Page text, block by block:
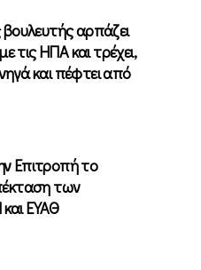
βουλευτής αρπάζει
τις ΗΠΑ και τρέχει,
και πέφτει από
Επιτροπή το
των
ΕΥΑΘ